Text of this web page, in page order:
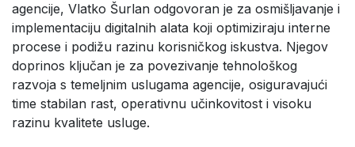
agencije, Vlatko Šurlan odgovoran je za osmišljavanje i
implementaciju digitalnih alata koji optimiziraju interne
procese i podižu razinu korisničkog iskustva. Njegov
doprinos ključan je za povezivanje tehnološkog
razvoja s temeljnim uslugama agencije, osiguravajući
time stabilan rast, operativnu učinkovitost i visoku
razinu kvalitete usluge.